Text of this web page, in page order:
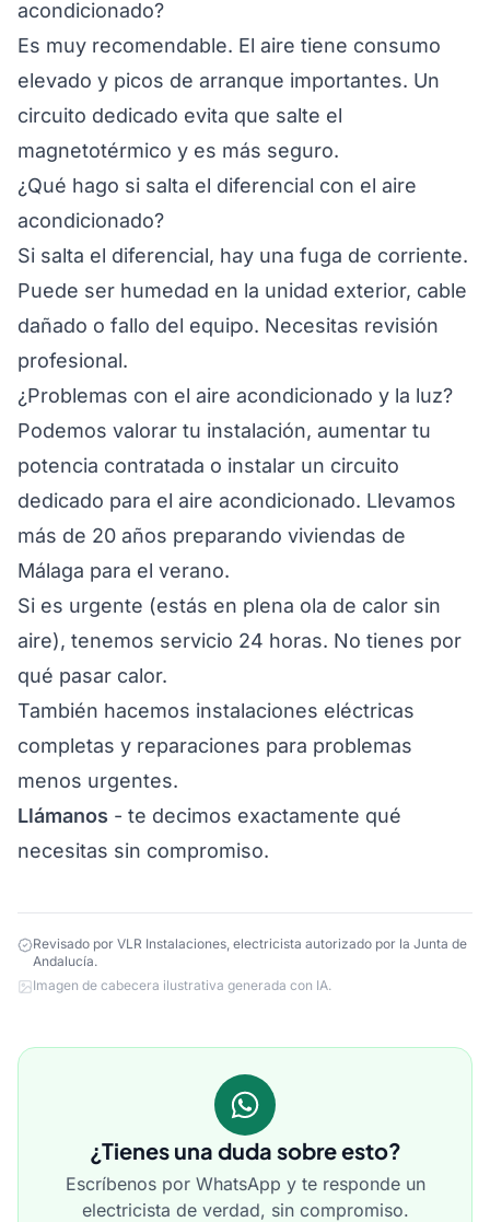
acondicionado?
Es muy recomendable. El aire tiene consumo
elevado y picos de arranque importantes. Un
circuito dedicado evita que salte el
magnetotérmico y es más seguro.
¿Qué hago si salta el diferencial con el aire
acondicionado?
Si salta el diferencial, hay una fuga de corriente.
Puede ser humedad en la unidad exterior, cable
dañado o fallo del equipo. Necesitas revisión
profesional.
¿Problemas con el aire acondicionado y la luz?
Podemos valorar tu instalación, aumentar tu
potencia contratada o instalar un circuito
dedicado para el aire acondicionado. Llevamos
más de 20 años preparando viviendas de
Málaga para el verano.
Si es urgente (estás en plena ola de calor sin
aire), tenemos servicio 24 horas. No tienes por
qué pasar calor.
También hacemos instalaciones eléctricas
completas y reparaciones para problemas
menos urgentes.
Llámanos - te decimos exactamente qué
necesitas sin compromiso.
Revisado por VLR Instalaciones, electricista autorizado por la Junta de
Andalucía.
Imagen de cabecera ilustrativa generada con IA.
¿Tienes una duda sobre esto?
Escríbenos por WhatsApp y te responde un
electricista de verdad, sin compromiso.